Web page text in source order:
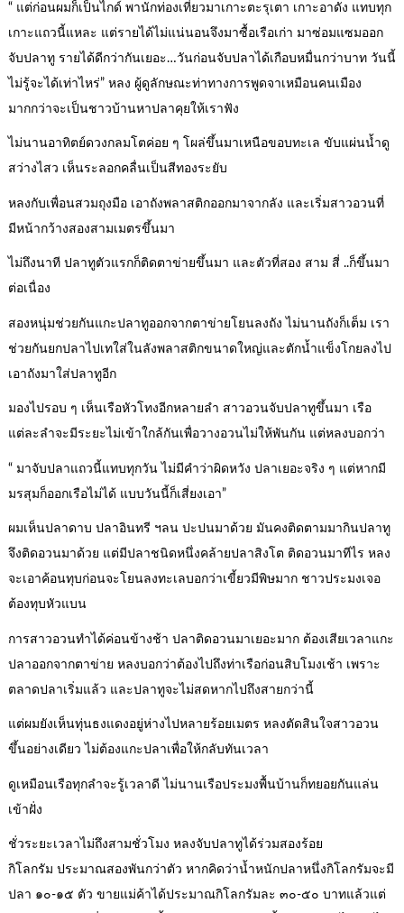
“ แต่ก่อนผมก็เป็นไกด์ พานักท่องเที่ยวมาเกาะตะรุเตา เกาะอาดัง แทบทุก
เกาะแถวนี้แหละ แต่รายได้ไม่แน่นอนจึงมาซื้อเรือเก่า มาซ่อมแซมออก
จับปลาทู รายได้ดีกว่ากันเยอะ…วันก่อนจับปลาได้เกือบหมื่นกว่าบาท วันนี้
ไม่รู้จะได้เท่าไหร่” หลง ผู้ดูลักษณะท่าทางการพูดจาเหมือนคนเมือง
มากกว่าจะเป็นชาวบ้านหาปลาคุยให้เราฟัง
ไม่นานอาทิตย์ดวงกลมโตค่อย ๆ โผล่ขึ้นมาเหนือขอบทะเล ขับแผ่นน้ำดู
สว่างไสว เห็นระลอกคลื่นเป็นสีทองระยับ
หลงกับเพื่อนสวมถุงมือ เอาถังพลาสติกออกมาจากลัง และเริ่มสาวอวนที่
มีหน้ากว้างสองสามเมตรขึ้นมา
ไม่ถึงนาที ปลาทูตัวแรกก็ติดตาข่ายขึ้นมา และตัวที่สอง สาม สี่ ..ก็ขึ้นมา
ต่อเนื่อง
สองหนุ่มช่วยกันแกะปลาทูออกจากตาข่ายโยนลงถัง ไม่นานถังก็เต็ม เรา
ช่วยกันยกปลาไปเทใส่ในลังพลาสติกขนาดใหญ่และตักน้ำแข็งโกยลงไป
เอาถังมาใส่ปลาทูอีก
มองไปรอบ ๆ เห็นเรือหัวโทงอีกหลายลำ สาวอวนจับปลาทูขึ้นมา เรือ
แต่ละลำจะมีระยะไม่เข้าใกล้กันเพื่อวางอวนไม่ให้พันกัน แต่หลงบอกว่า
“ มาจับปลาแถวนี้แทบทุกวัน ไม่มีคำว่าผิดหวัง ปลาเยอะจริง ๆ แต่หากมี
มรสุมก็ออกเรือไม่ได้ แบบวันนี้ก็เสี่ยงเอา”
ผมเห็นปลาดาบ ปลาอินทรี ฯลน ปะปนมาด้วย มันคงติดตามมากินปลาทู
จึงติดอวนมาด้วย แต่มีปลาชนิดหนึ่งคล้ายปลาสิงโต ติดอวนมาทีไร หลง
จะเอาค้อนทุบก่อนจะโยนลงทะเลบอกว่าเขี้ยวมีพิษมาก ชาวประมงเจอ
ต้องทุบหัวแบน
การสาวอวนทำได้ค่อนข้างช้า ปลาติดอวนมาเยอะมาก ต้องเสียเวลาแกะ
ปลาออกจากตาข่าย หลงบอกว่าต้องไปถึงท่าเรือก่อนสิบโมงเช้า เพราะ
ตลาดปลาเริ่มแล้ว และปลาทูจะไม่สดหากไปถึงสายกว่านี้
แต่ผมยังเห็นทุ่นธงแดงอยู่ห่างไปหลายร้อยเมตร หลงตัดสินใจสาวอวน
ขึ้นอย่างเดียว ไม่ต้องแกะปลาเพื่อให้กลับทันเวลา
ดูเหมือนเรือทุกลำจะรู้เวลาดี ไม่นานเรือประมงพื้นบ้านก็ทยอยกันแล่น
เข้าฝั่ง
ชั่วระยะเวลาไม่ถึงสามชั่วโมง หลงจับปลาทูได้ร่วมสองร้อย
กิโลกรัม ประมาณสองพันกว่าตัว หากคิดว่าน้ำหนักปลาหนึ่งกิโลกรัมจะมี
ปลา ๑๐-๑๕ ตัว ขายแม่ค้าได้ประมาณกิโลกรัมละ ๓๐-๕๐ บาทแล้วแต่